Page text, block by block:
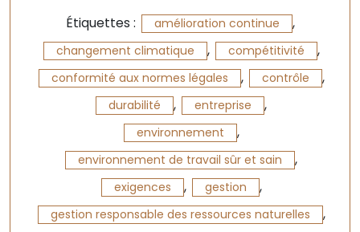
Étiquettes : amélioration continue ,
changement climatique , compétitivité ,
conformité aux normes légales , contrôle ,
durabilité , entreprise ,
environnement ,
environnement de travail sûr et sain ,
exigences , gestion ,
gestion responsable des ressources naturelles ,